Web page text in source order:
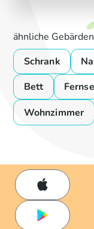
ähnliche Gebärden
Schrank
Bett
Wohnzimmer